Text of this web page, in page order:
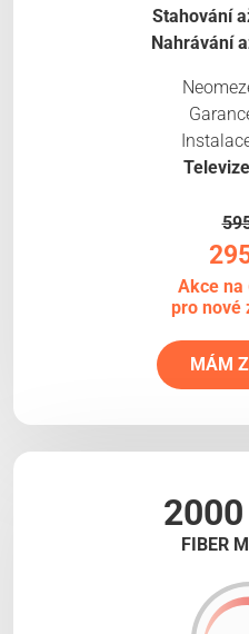
Stahování
Nahrávání
Akce na
pro nové
MÁM
FIBER